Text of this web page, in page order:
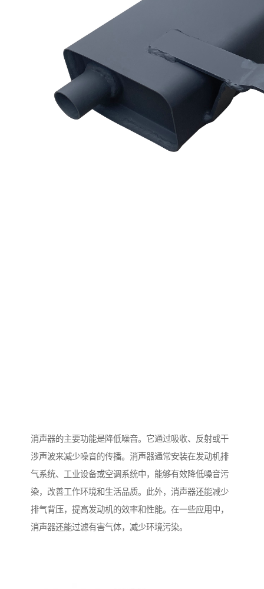
消声器的主要功能是降低噪音。它通过吸收、反射或干
涉声波来减少噪音的传播。消声器通常安装在发动机排
气系统、工业设备或空调系统中，能够有效降低噪音污
染，改善工作环境和生活品质。此外，消声器还能减少
排气背压，提高发动机的效率和性能。在一些应用中，
消声器还能过滤有害气体，减少环境污染。